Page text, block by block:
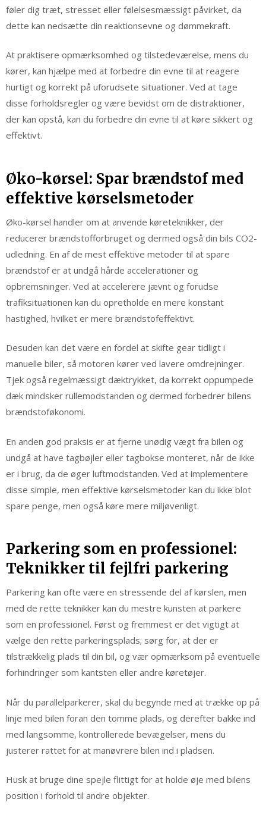
føler dig træt, stresset eller følelsesmæssigt påvirket, da
dette kan nedsætte din reaktionsevne og dømmekraft.
At praktisere opmærksomhed og tilstedeværelse, mens du
kører, kan hjælpe med at forbedre din evne til at reagere
hurtigt og korrekt på uforudsete situationer. Ved at tage
disse forholdsregler og være bevidst om de distraktioner,
der kan opstå, kan du forbedre din evne til at køre sikkert og
effektivt.
Øko-kørsel: Spar brændstof med
effektive kørselsmetoder
Øko-kørsel handler om at anvende køreteknikker, der
reducerer brændstofforbruget og dermed også din bils CO2-
udledning. En af de mest effektive metoder til at spare
brændstof er at undgå hårde accelerationer og
opbremsninger. Ved at accelerere jævnt og forudse
trafiksituationen kan du opretholde en mere konstant
hastighed, hvilket er mere brændstofeffektivt.
Desuden kan det være en fordel at skifte gear tidligt i
manuelle biler, så motoren kører ved lavere omdrejninger.
Tjek også regelmæssigt dæktrykket, da korrekt oppumpede
dæk mindsker rullemodstanden og dermed forbedrer bilens
brændstoføkonomi.
En anden god praksis er at fjerne unødig vægt fra bilen og
undgå at have tagbøjler eller tagbokse monteret, når de ikke
er i brug, da de øger luftmodstanden. Ved at implementere
disse simple, men effektive kørselsmetoder kan du ikke blot
spare penge, men også køre mere miljøvenligt.
Parkering som en professionel:
Teknikker til fejlfri parkering
Parkering kan ofte være en stressende del af kørslen, men
med de rette teknikker kan du mestre kunsten at parkere
som en professionel. Først og fremmest er det vigtigt at
vælge den rette parkeringsplads; sørg for, at der er
tilstrækkelig plads til din bil, og vær opmærksom på eventuelle
forhindringer som kantsten eller andre køretøjer.
Når du parallelparkerer, skal du begynde med at trække op på
linje med bilen foran den tomme plads, og derefter bakke ind
med langsomme, kontrollerede bevægelser, mens du
justerer rattet for at manøvrere bilen ind i pladsen.
Husk at bruge dine spejle flittigt for at holde øje med bilens
position i forhold til andre objekter.